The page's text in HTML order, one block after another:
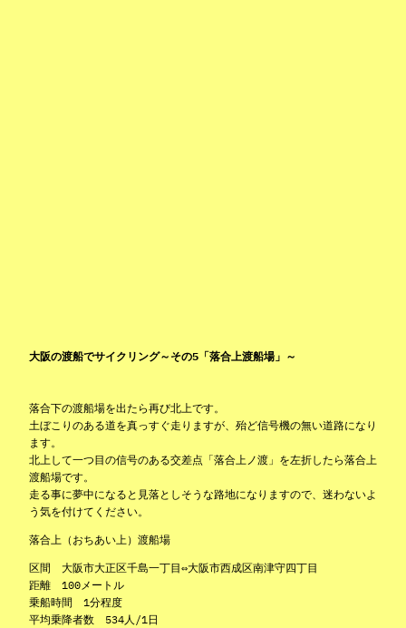
大阪の渡船でサイクリング～その5「落合上渡船場」～
落合下の渡船場を出たら再び北上です。
土ぼこりのある道を真っすぐ走りますが、殆ど信号機の無い道路になり
ます。
北上して一つ目の信号のある交差点「落合上ノ渡」を左折したら落合上
渡船場です。
走る事に夢中になると見落としそうな路地になりますので、迷わないよ
う気を付けてください。
落合上（おちあい上）渡船場
区間 大阪市大正区千島一丁目⇔大阪市西成区南津守四丁目
距離 100メートル
乗船時間 1分程度
平均乗降者数 534人/1日